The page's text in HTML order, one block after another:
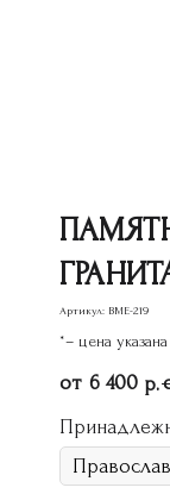
Артикул: ВМЕ-219
*– цена
6 400 р.